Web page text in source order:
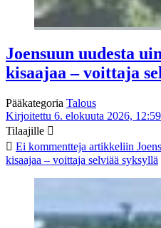
Joensuun uudesta
kisaajaa – voittaja
Pääkategoria Talous
Kirjoitettu 6. elokuuta 2026, 12:59
Tilaajille
Ei kommentteja artikkeliin
kisaajaa – voittaja selviää syksyllä